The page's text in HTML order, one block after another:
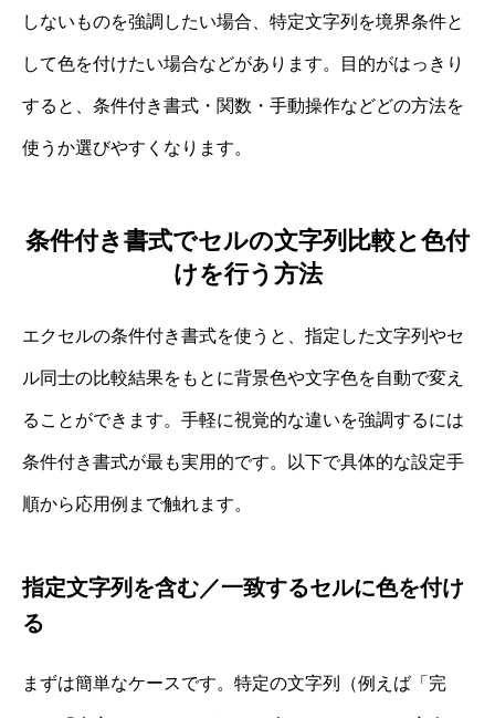
しないものを強調したい場合、特定文字列を境界条件と
して色を付けたい場合などがあります。目的がはっきり
すると、条件付き書式・関数・手動操作などどの方法を
使うか選びやすくなります。
条件付き書式でセルの文字列比較と色付
けを行う方法
エクセルの条件付き書式を使うと、指定した文字列やセ
ル同士の比較結果をもとに背景色や文字色を自動で変え
ることができます。手軽に視覚的な違いを強調するには
条件付き書式が最も実用的です。以下で具体的な設定手
順から応用例まで触れます。
指定文字列を含む／一致するセルに色を付け
る
まずは簡単なケースです。特定の文字列（例えば「完